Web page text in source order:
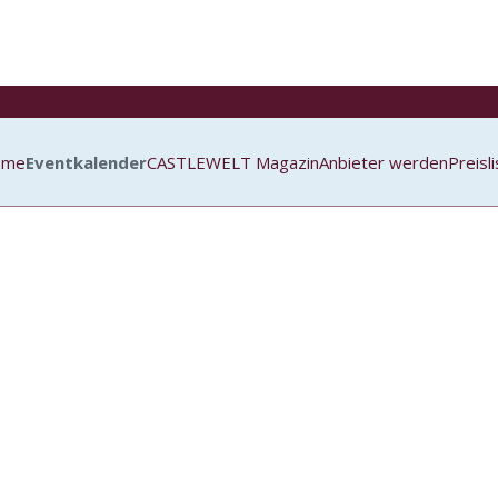
EventkalenderCASTLEWELT MagazinAnbieter werden